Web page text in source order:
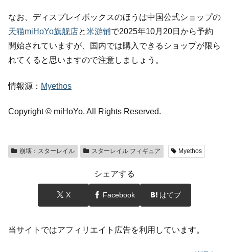
なお、ディスプレイボックスのほうは中国公式ショップの
天猫miHoYo旗舰店と米游铺で2025年10月20日から予約
開始されていますが、国内では購入できるショップが限ら
れてくると思いますので注意しましょう。
情報源： Myethos
Copyright © miHoYo. All Rights Reserved.
崩壊：スターレイル スターレイル フィギュア Myethos
シェアする
X Facebook はてブ
当サイトではアフィリエイト広告を利用しています。